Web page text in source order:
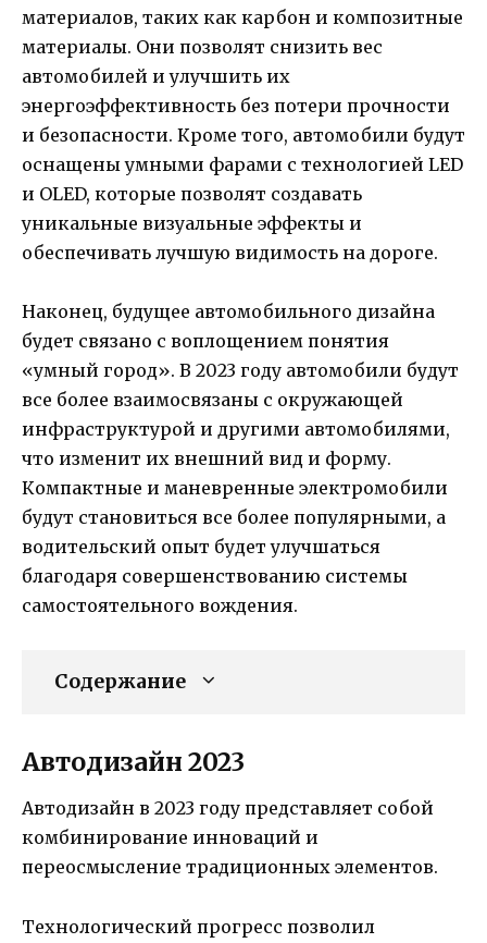
материалов, таких как карбон и композитные
материалы. Они позволят снизить вес
автомобилей и улучшить их
энергоэффективность без потери прочности
и безопасности. Кроме того, автомобили будут
оснащены умными фарами с технологией LED
и OLED, которые позволят создавать
уникальные визуальные эффекты и
обеспечивать лучшую видимость на дороге.
Наконец, будущее автомобильного дизайна
будет связано с воплощением понятия
«умный город». В 2023 году автомобили будут
все более взаимосвязаны с окружающей
инфраструктурой и другими автомобилями,
что изменит их внешний вид и форму.
Компактные и маневренные электромобили
будут становиться все более популярными, а
водительский опыт будет улучшаться
благодаря совершенствованию системы
самостоятельного вождения.
Содержание
Автодизайн 2023
Автодизайн в 2023 году представляет собой
комбинирование инноваций и
переосмысление традиционных элементов.
Технологический прогресс позволил